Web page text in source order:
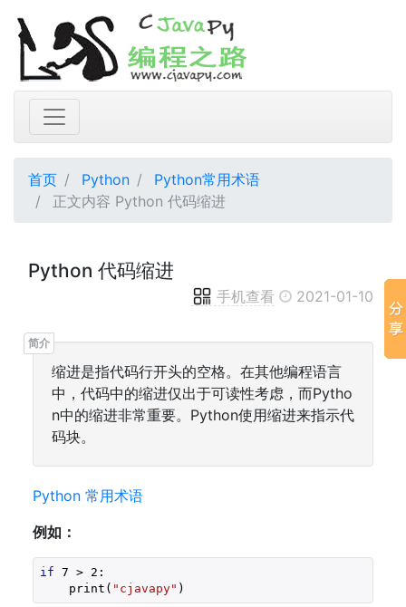
首页 Python
Python常用术语
正文内容 Python 代码缩进
Python 代码缩进
手机查看 2021-01-10
缩进是指代码行开头的空格。在其他编程语言
中，代码中的缩进仅出于可读性考虑，而Pytho
n中的缩进非常重要。Python使用缩进来指示代
码块。
Python 常用术语
例如：
if 7 > 2 :
    print(
"cjavapy" )